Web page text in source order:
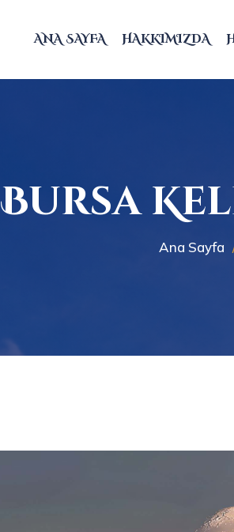
ANA SAYFA HAKKIMIZDA
Bursa
Ana Sayfa